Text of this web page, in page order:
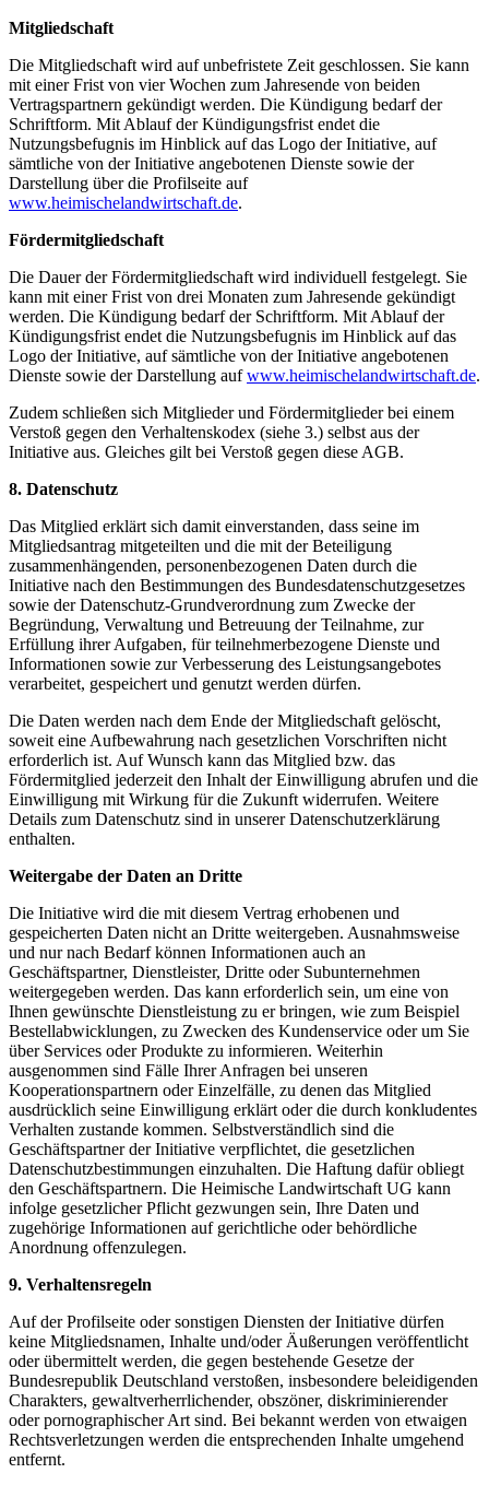
Mitgliedschaft
Die Mitgliedschaft wird auf unbefristete Zeit geschlossen. Sie kann
mit einer Frist von vier Wochen zum Jahresende von beiden
Vertragspartnern gekündigt werden. Die Kündigung bedarf der
Schriftform. Mit Ablauf der Kündigungsfrist endet die
Nutzungsbefugnis im Hinblick auf das Logo der Initiative, auf
sämtliche von der Initiative angebotenen Dienste sowie der
Darstellung über die Profilseite auf
www.heimischelandwirtschaft.de.
Fördermitgliedschaft
Die Dauer der Fördermitgliedschaft wird individuell festgelegt. Sie
kann mit einer Frist von drei Monaten zum Jahresende gekündigt
werden. Die Kündigung bedarf der Schriftform. Mit Ablauf der
Kündigungsfrist endet die Nutzungsbefugnis im Hinblick auf das
Logo der Initiative, auf sämtliche von der Initiative angebotenen
Dienste sowie der Darstellung aufwww.heimischelandwirtschaft.de.
Zudem schließen sich Mitglieder und Fördermitglieder bei einem
Verstoß gegen den Verhaltenskodex (siehe 3.) selbst aus der
Initiative aus. Gleiches gilt bei Verstoß gegen diese AGB.
8. Datenschutz
Das Mitglied erklärt sich damit einverstanden, dass seine im
Mitgliedsantrag mitgeteilten und die mit der Beteiligung
zusammenhängenden, personenbezogenen Daten durch die
Initiative nach den Bestimmungen des Bundesdatenschutzgesetzes
sowie der Datenschutz-Grundverordnung zum Zwecke der
Begründung, Verwaltung und Betreuung der Teilnahme, zur
Erfüllung ihrer Aufgaben, für teilnehmerbezogene Dienste und
Informationen sowie zur Verbesserung des Leistungsangebotes
verarbeitet, gespeichert und genutzt werden dürfen.
Die Daten werden nach dem Ende der Mitgliedschaft gelöscht,
soweit eine Aufbewahrung nach gesetzlichen Vorschriften nicht
erforderlich ist. Auf Wunsch kann das Mitglied bzw. das
Fördermitglied jederzeit den Inhalt der Einwilligung abrufen und die
Einwilligung mit Wirkung für die Zukunft widerrufen. Weitere
Details zum Datenschutz sind in unserer Datenschutzerklärung
enthalten.
Weitergabe der Daten an Dritte
Die Initiative wird die mit diesem Vertrag erhobenen und
gespeicherten Daten nicht an Dritte weitergeben. Ausnahmsweise
und nur nach Bedarf können Informationen auch an
Geschäftspartner, Dienstleister, Dritte oder Subunternehmen
weitergegeben werden. Das kann erforderlich sein, um eine von
Ihnen gewünschte Dienstleistung zu er bringen, wie zum Beispiel
Bestellabwicklungen, zu Zwecken des Kundenservice oder um Sie
über Services oder Produkte zu informieren. Weiterhin
ausgenommen sind Fälle Ihrer Anfragen bei unseren
Kooperationspartnern oder Einzelfälle, zu denen das Mitglied
ausdrücklich seine Einwilligung erklärt oder die durch konkludentes
Verhalten zustande kommen. Selbstverständlich sind die
Geschäftspartner der Initiative verpflichtet, die gesetzlichen
Datenschutzbestimmungen einzuhalten. Die Haftung dafür obliegt
den Geschäftspartnern. Die Heimische Landwirtschaft UG kann
infolge gesetzlicher Pflicht gezwungen sein, Ihre Daten und
zugehörige Informationen auf gerichtliche oder behördliche
Anordnung offenzulegen.
9. Verhaltensregeln
Auf der Profilseite oder sonstigen Diensten der Initiative dürfen
keine Mitgliedsnamen, Inhalte und/oder Äußerungen veröffentlicht
oder übermittelt werden, die gegen bestehende Gesetze der
Bundesrepublik Deutschland verstoßen, insbesondere beleidigenden
Charakters, gewaltverherrlichender, obszöner, diskriminierender
oder pornographischer Art sind. Bei bekannt werden von etwaigen
Rechtsverletzungen werden die entsprechenden Inhalte umgehend
entfernt.